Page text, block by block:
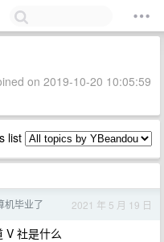
on 2019-10-20 10:05:59
list
机毕业了 2021 年 5 月 19 日
V 社是什么